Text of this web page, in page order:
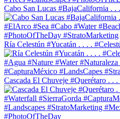
Cabo San Lucas #BajaCalifornia . .
Ría Celestún #Yucatán . . . .
Cascada El Chuveje #Querétaro . .